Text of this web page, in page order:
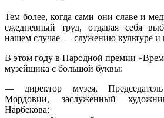
Тем более, когда сами они славе и
ежедневный труд, отдавая себя
нашем случае — служению культуре и
В этом году в Народной премии
музейщика с большой буквы:
— директор музея,
Мордовии, заслуженный
Нарбекова;